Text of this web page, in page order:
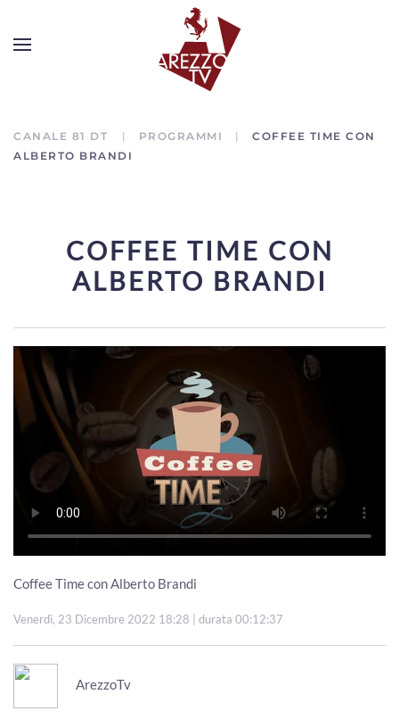
CANALE 81 DT PROGRAMMI
COFFEE TIME CON
ALBERTO BRANDI
COFFEE TIME CON
ALBERTO BRANDI
Coffee Time con Alberto Brandi
Venerdì, 23 Dicembre 2022 18:28 | durata 00:12:37
ArezzoTv